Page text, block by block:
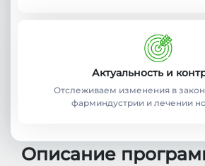
Актуальность и
Отслеживаем изменения в
фарминдустрии и лечении
Описание